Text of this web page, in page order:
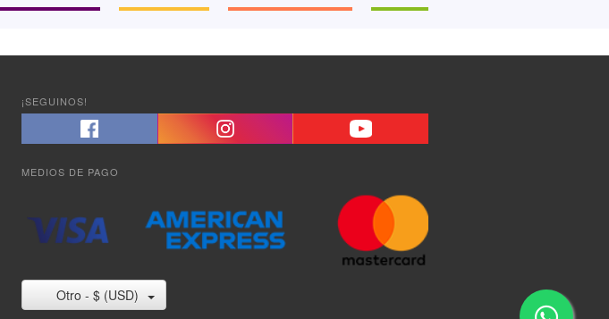
¡SEGUINOS!
MEDIOS DE PAGO
Otro - $ (USD)